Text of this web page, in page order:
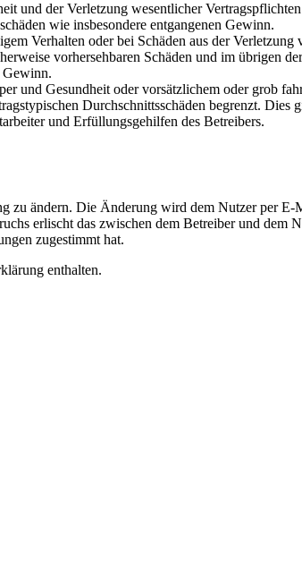
und der Verletzung wesentlicher
wie insbesondere entgangenen Gewinn.
Verhalten oder bei Schäden aus der
vorhersehbaren Schäden und im übrigen
Gewinn.
und Gesundheit oder vorsätzlichem oder grob
Durchschnittsschäden begrenzt. Dies
und Erfüllungsgehilfen des Betreibers.
zu ändern. Die Änderung wird dem Nutzer per E-
erlischt das zwischen dem Betreiber und dem
zugestimmt hat.
enthalten.